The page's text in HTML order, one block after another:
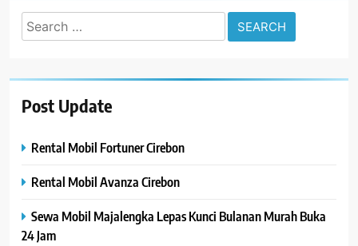
Search
for:
Post Update
Rental Mobil Fortuner Cirebon
Rental Mobil Avanza Cirebon
Sewa Mobil Majalengka Lepas Kunci Bulanan Murah Buka
24 Jam